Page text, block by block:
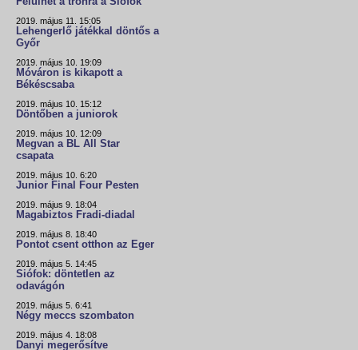
2019. május 11. 15:05
Lehengerlő játékkal döntős a
Győr
2019. május 10. 19:09
Móváron is kikapott a
Békéscsaba
2019. május 10. 15:12
Döntőben a juniorok
2019. május 10. 12:09
Megvan a BL All Star
csapata
2019. május 10. 6:20
Junior Final Four Pesten
2019. május 9. 18:04
Magabiztos Fradi-diadal
2019. május 8. 18:40
Pontot csent otthon az Eger
2019. május 5. 14:45
Siófok: döntetlen az
odavágón
2019. május 5. 6:41
Négy meccs szombaton
2019. május 4. 18:08
Danyi megerősítve